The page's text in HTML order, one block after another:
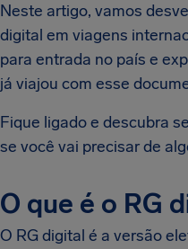
Neste artigo, vamos
digital em viagens
para entrada no país e
já viajou com esse
Fique ligado e descubra
se você vai precisar de
O que é o RG
O RG digital é a versão